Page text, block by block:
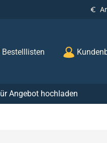
Bestelllisten
Angebot hochladen